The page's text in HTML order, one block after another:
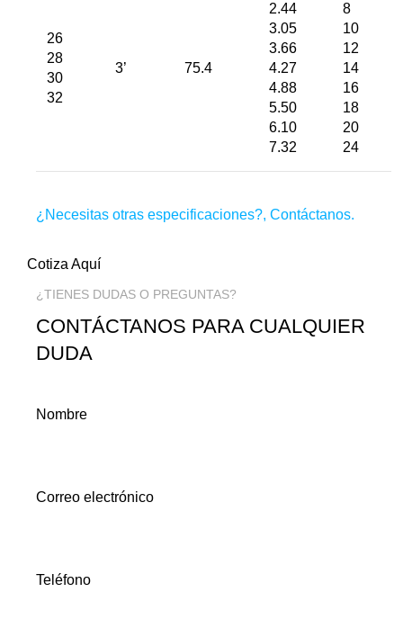
26
28
30
32
3’ 75.4
2.44
3.05
3.66
4.27
4.88
5.50
6.10
7.32
8
10
12
14
16
18
20
24
¿Necesitas otras especificaciones?, Contáctanos.
Cotiza Aquí
¿TIENES DUDAS O PREGUNTAS?
CONTÁCTANOS PARA CUALQUIER
DUDA
Nombre
Correo electrónico
Teléfono